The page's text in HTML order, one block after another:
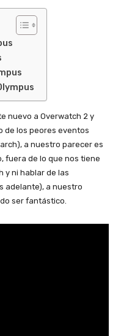
nuevo a Overwatch 2 y
de los peores eventos
a nuestro parecer es
fuera de lo que nos tiene
y ni hablar de las
adelante), a nuestro
ser fantástico.